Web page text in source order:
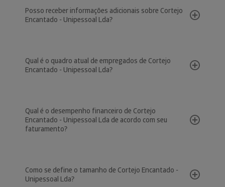
Posso receber informações adicionais sobre Cortejo
Encantado - Unipessoal Lda?
Qual é o quadro atual de empregados de Cortejo
Encantado - Unipessoal Lda?
Qual é o desempenho financeiro de Cortejo
Encantado - Unipessoal Lda de acordo com seu
faturamento?
Como se define o tamanho de Cortejo Encantado -
Unipessoal Lda?